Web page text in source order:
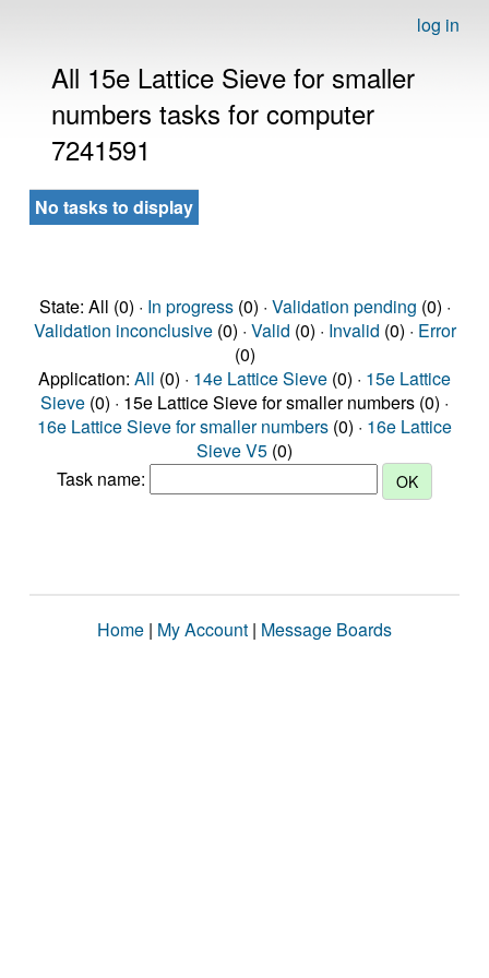
log in
All 15e Lattice Sieve for smaller
numbers tasks for computer
7241591
No tasks to display
State: All (0) · In progress(0) · Validation pending (0) ·
Validation inconclusive(0) · Valid (0) · Invalid (0) · Error
(0)
Application: All (0) · 14e Lattice Sieve (0) · 15e Lattice
Sieve (0) · 15e Lattice Sieve for smaller numbers (0) ·
16e Lattice Sieve for smaller numbers (0) · 16e Lattice
Sieve V5 (0)
Task name:
Home | My Account | Message Boards